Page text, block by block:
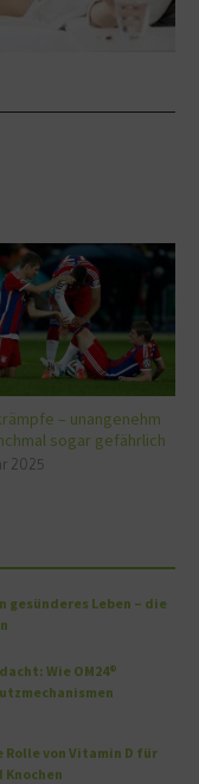
– unangenehm
sogar gefährlich
2025
gesünderes Leben – die
Wie OM24®
Rolle von Vitamin D für
Knochen